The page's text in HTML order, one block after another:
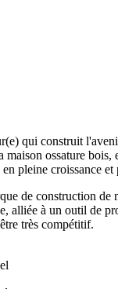
qui construit
ossature bois,
pleine croissance et
de construction de
alliée à un outil de
très compétitif.